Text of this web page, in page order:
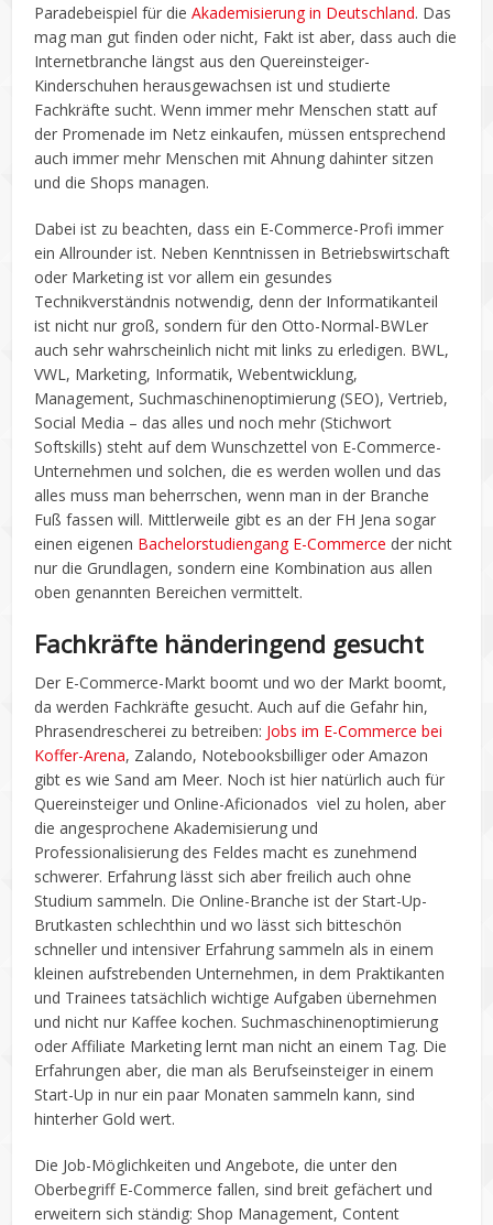
Paradebeispiel für dieAkademisierung in Deutschland. Das
mag man gut finden oder nicht, Fakt ist aber, dass auch die
Internetbranche längst aus den Quereinsteiger-
Kinderschuhen herausgewachsen ist und studierte
Fachkräfte sucht. Wenn immer mehr Menschen statt auf
der Promenade im Netz einkaufen, müssen entsprechend
auch immer mehr Menschen mit Ahnung dahinter sitzen
und die Shops managen.
Dabei ist zu beachten, dass ein E-Commerce-Profi immer
ein Allrounder ist. Neben Kenntnissen in Betriebswirtschaft
oder Marketing ist vor allem ein gesundes
Technikverständnis notwendig, denn der Informatikanteil
ist nicht nur groß, sondern für den Otto-Normal-BWLer
auch sehr wahrscheinlich nicht mit links zu erledigen. BWL,
VWL, Marketing, Informatik, Webentwicklung,
Management, Suchmaschinenoptimierung (SEO), Vertrieb,
Social Media – das alles und noch mehr (Stichwort
Softskills) steht auf dem Wunschzettel von E-Commerce-
Unternehmen und solchen, die es werden wollen und das
alles muss man beherrschen, wenn man in der Branche
Fuß fassen will. Mittlerweile gibt es an der FH Jena sogar
einen eigenen Bachelorstudiengang E-Commerce der nicht
nur die Grundlagen, sondern eine Kombination aus allen
oben genannten Bereichen vermittelt.
Fachkräfte händeringend gesucht
Der E-Commerce-Markt boomt und wo der Markt boomt,
da werden Fachkräfte gesucht. Auch auf die Gefahr hin,
Phrasendrescherei zu betreiben: Jobs im E-Commerce bei
Koffer-Arena, Zalando, Notebooksbilliger oder Amazon
gibt es wie Sand am Meer. Noch ist hier natürlich auch für
Quereinsteiger und Online-Aficionados viel zu holen, aber
die angesprochene Akademisierung und
Professionalisierung des Feldes macht es zunehmend
schwerer. Erfahrung lässt sich aber freilich auch ohne
Studium sammeln. Die Online-Branche ist der Start-Up-
Brutkasten schlechthin und wo lässt sich bitteschön
schneller und intensiver Erfahrung sammeln als in einem
kleinen aufstrebenden Unternehmen, in dem Praktikanten
und Trainees tatsächlich wichtige Aufgaben übernehmen
und nicht nur Kaffee kochen. Suchmaschinenoptimierung
oder Affiliate Marketing lernt man nicht an einem Tag. Die
Erfahrungen aber, die man als Berufseinsteiger in einem
Start-Up in nur ein paar Monaten sammeln kann, sind
hinterher Gold wert.
Die Job-Möglichkeiten und Angebote, die unter den
Oberbegriff E-Commerce fallen, sind breit gefächert und
erweitern sich ständig: Shop Management, Content